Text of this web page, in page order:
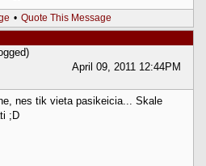
• Quote This Message
April 09, 2011 12:44PM
nes tik vieta pasikeicia... Skale
;D